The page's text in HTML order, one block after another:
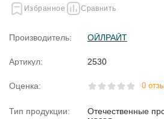
Избранное Сравнить
Производитель: ОЙЛРАЙТ
Артикул: 2530
Оценка: 0
Тип продукции:
Отечественные